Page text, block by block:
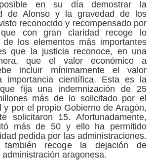
en su día demostrar la
de Alonso y la gravedad de los
reconocido y recompensado por
con gran claridad recoge lo
de los elementos más importantes
que la justicia reconoce, en una
que el valor económico a
incluir mínimamente el valor
importancia científica. Esta es la
fija una indemnización de 25
más de lo solicitado por el
y por el propio Gobierno de Aragón,
solicitaron 15. Afortunadamente,
más de 50 y ello ha permitido
pedida por las administraciones.
también recoge la dejación de
aragonesa.